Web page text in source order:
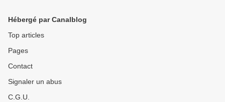
Hébergé par Canalblog
Top articles
Pages
Contact
Signaler un abus
C.G.U.